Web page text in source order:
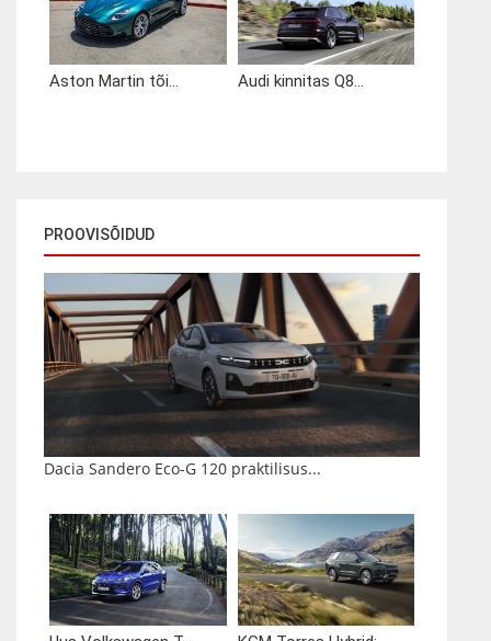
Aston Martin tõi... Audi kinnitas Q8...
PROOVISÕIDUD
Dacia Sandero Eco-G 120 praktilisus...